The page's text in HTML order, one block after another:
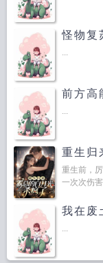
怪物复
...
前方高
...
重生归
重生前，
一次次伤
我在废
...